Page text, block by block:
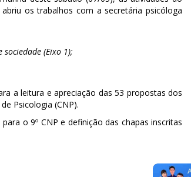
os trabalhos com a secretária psicóloga
(Eixo 1);
a leitura e apreciação das 53 propostas dos
Psicologia (CNP).
o 9º CNP e definição das chapas inscritas